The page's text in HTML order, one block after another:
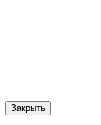
Закрыть